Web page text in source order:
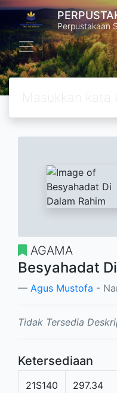
Perpustakaan
AGAMA
Besyahadat
Agus Mustofa -
Tidak Tersedia
Ketersediaan
21S140
297.34